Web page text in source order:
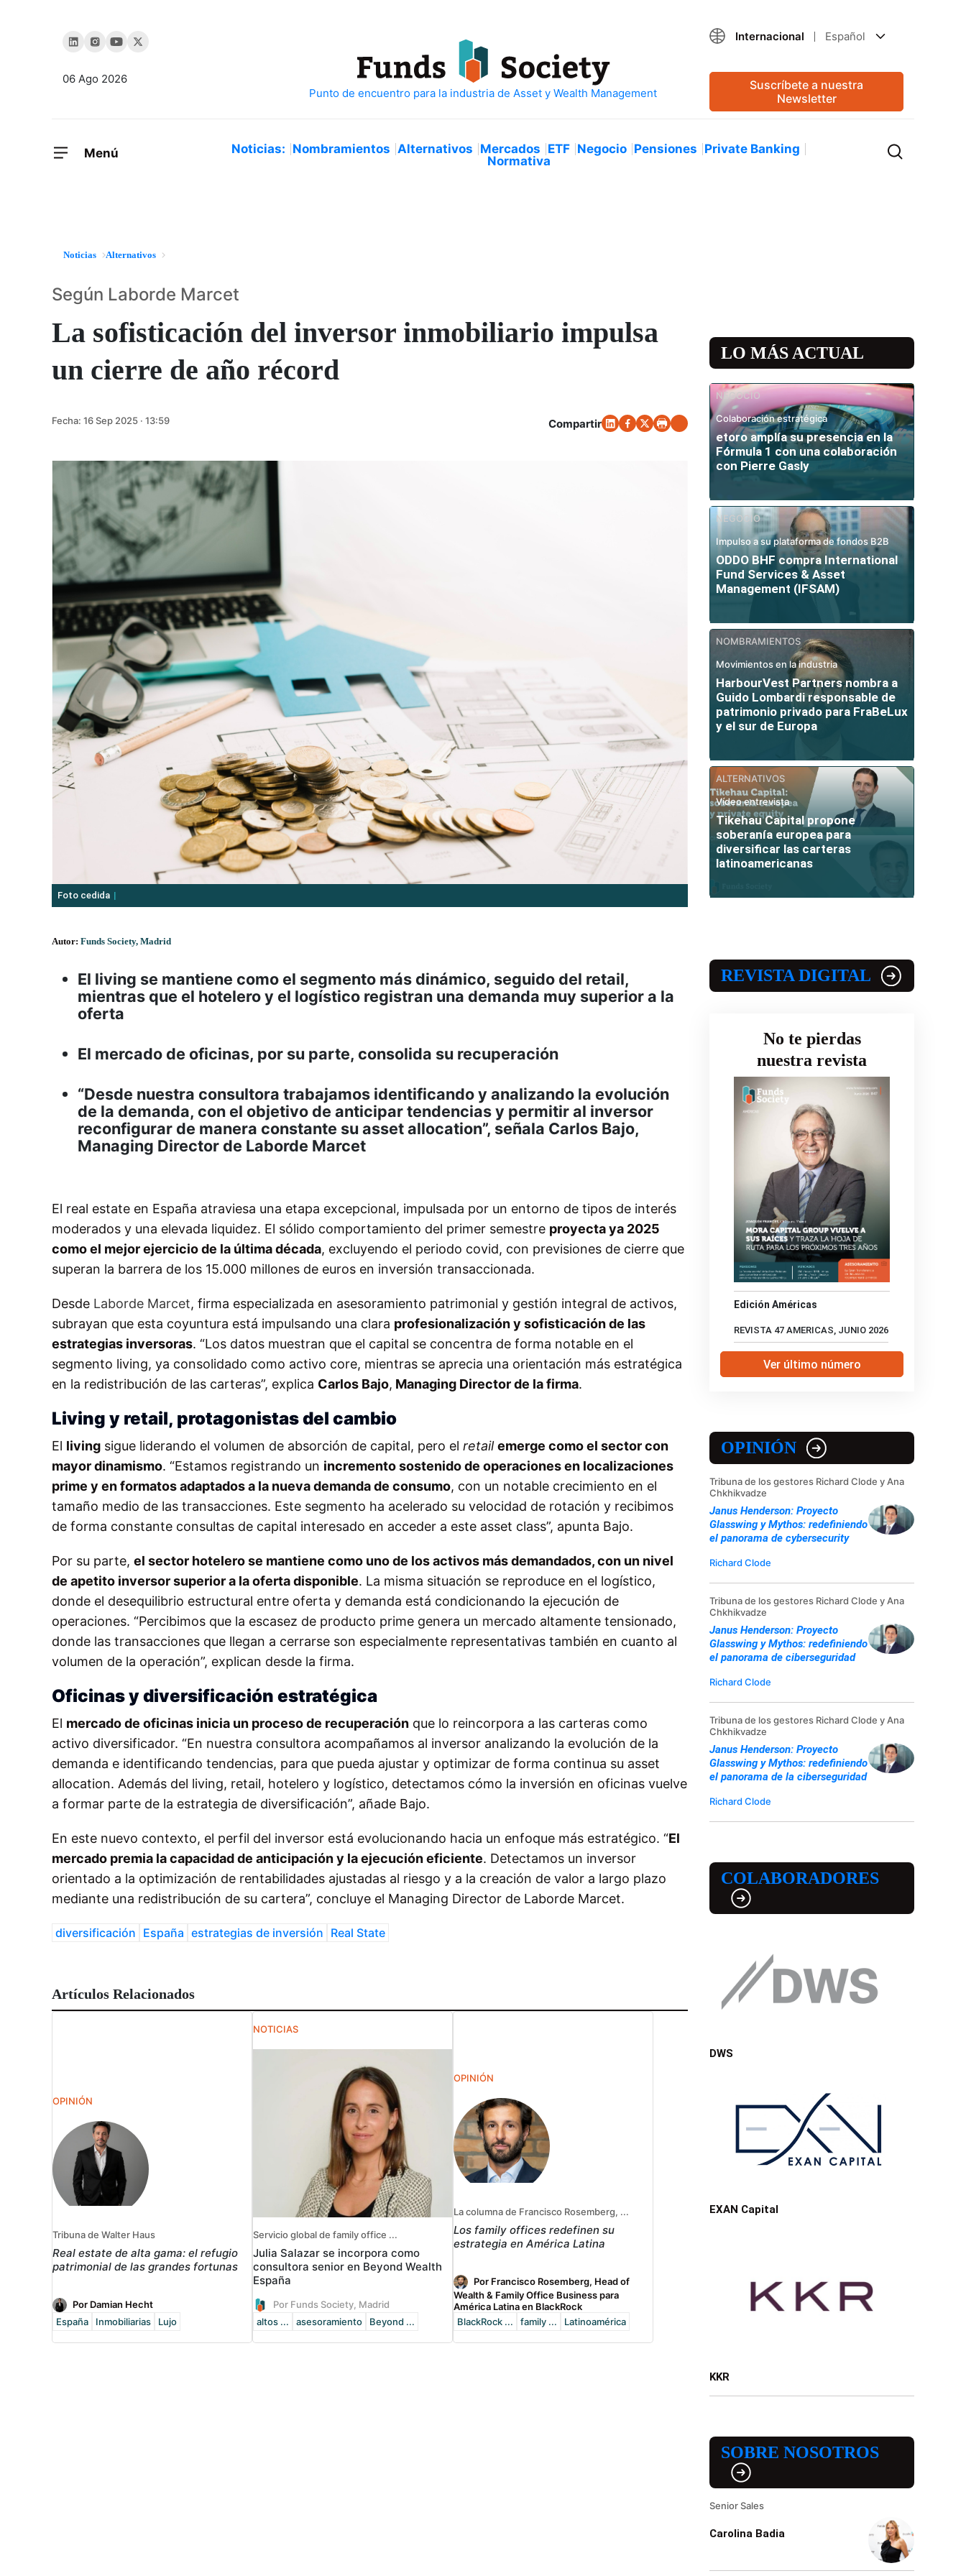
06 Ago 2026
Internacional Español
Suscríbete a nuestra
Newsletter
Menú Noticias: Nombramientos Alternativos Mercados ETF Negocio Pensiones Private Banking
Normativa
Noticias Alternativos
La sofisticación del inversor inmobiliario impulsa
un cierre de año récord
Según Laborde Marcet
Fecha: 16 Sep 2025 · 13:59 Compartir
Foto cedida
Autor: Funds Society, Madrid
El living se mantiene como el segmento más dinámico, seguido del retail,
mientras que el hotelero y el logístico registran una demanda muy superior a la
oferta
El mercado de oficinas, por su parte, consolida su recuperación
“Desde nuestra consultora trabajamos identificando y analizando la evolución
de la demanda, con el objetivo de anticipar tendencias y permitir al inversor
reconfigurar de manera constante su asset allocation”, señala Carlos Bajo,
Managing Director de Laborde Marcet
El real estate en España atraviesa una etapa excepcional, impulsada por un entorno de tipos de interés
moderados y una elevada liquidez. El sólido comportamiento del primer semestre proyecta ya 2025
como el mejor ejercicio de la última década, excluyendo el periodo covid, con previsiones de cierre que
superan la barrera de los 15.000 millones de euros en inversión transaccionada.
Desde Laborde Marcet, firma especializada en asesoramiento patrimonial y gestión integral de activos,
subrayan que esta coyuntura está impulsando una clara profesionalización y sofisticación de las
estrategias inversoras. “Los datos muestran que el capital se concentra de forma notable en el
segmento living, ya consolidado como activo core, mientras se aprecia una orientación más estratégica
en la redistribución de las carteras”, explica Carlos Bajo, Managing Director de la firma.
Living y retail, protagonistas del cambio
El living sigue liderando el volumen de absorción de capital, pero el retail emerge como el sector con
mayor dinamismo. “Estamos registrando un incremento sostenido de operaciones en localizaciones
prime y en formatos adaptados a la nueva demanda de consumo, con un notable crecimiento en el
tamaño medio de las transacciones. Este segmento ha acelerado su velocidad de rotación y recibimos
de forma constante consultas de capital interesado en acceder a este asset class”, apunta Bajo.
Por su parte, el sector hotelero se mantiene como uno de los activos más demandados, con un nivel
de apetito inversor superior a la oferta disponible. La misma situación se reproduce en el logístico,
donde el desequilibrio estructural entre oferta y demanda está condicionando la ejecución de
operaciones. “Percibimos que la escasez de producto prime genera un mercado altamente tensionado,
donde las transacciones que llegan a cerrarse son especialmente representativas también en cuanto al
volumen de la operación”, explican desde la firma.
Oficinas y diversificación estratégica
El mercado de oficinas inicia un proceso de recuperación que lo reincorpora a las carteras como
activo diversificador. “En nuestra consultora acompañamos al inversor analizando la evolución de la
demanda e identificando tendencias, para que pueda ajustar y optimizar de forma continua su asset
allocation. Además del living, retail, hotelero y logístico, detectamos cómo la inversión en oficinas vuelve
a formar parte de la estrategia de diversificación”, añade Bajo.
En este nuevo contexto, el perfil del inversor está evolucionando hacia un enfoque más estratégico. “El
mercado premia la capacidad de anticipación y la ejecución eficiente. Detectamos un inversor
orientado a la optimización de rentabilidades ajustadas al riesgo y a la creación de valor a largo plazo
mediante una redistribución de su cartera”, concluye el Managing Director de Laborde Marcet.
diversificación España estrategias de inversión Real State
Artículos Relacionados
OPINIÓN
Tribuna de Walter Haus
Real estate de alta gama: el refugio
patrimonial de las grandes fortunas
Por Damian Hecht
España
Inmobiliarias Lujo
NOTICIAS
Servicio global de family office ...
Julia Salazar se incorpora como
consultora senior en Beyond Wealth
España
Por Funds Society, Madrid
altos ...
asesoramiento Beyond ...
OPINIÓN
La columna de Francisco Rosemberg, ...
Los family offices redefinen su
estrategia en América Latina
Por Francisco Rosemberg, Head of
Wealth & Family Office Business para
América Latina en BlackRock
BlackRock ...
family ... Latinoamérica
LO MÁS ACTUAL
NEGOCIO
Colaboración estratégica
etoro amplía su presencia en la
Fórmula 1 con una colaboración
con Pierre Gasly
NEGOCIO
Impulso a su plataforma de fondos B2B
ODDO BHF compra International
Fund Services & Asset
Management (IFSAM)
NOMBRAMIENTOS
Movimientos en la industria
HarbourVest Partners nombra a
Guido Lombardi responsable de
patrimonio privado para FraBeLux
y el sur de Europa
ALTERNATIVOS
Vídeo entrevista
Tikehau Capital propone
soberanía europea para
diversificar las carteras
latinoamericanas
REVISTA DIGITAL
No te pierdas
nuestra revista
Edición Américas
REVISTA 47 AMERICAS, JUNIO 2026
Ver último número
OPINIÓN
Tribuna de los gestores Richard Clode y Ana
Chkhikvadze
Janus Henderson: Proyecto
Glasswing y Mythos: redefiniendo
el panorama de cybersecurity
Richard Clode
Tribuna de los gestores Richard Clode y Ana
Chkhikvadze
Janus Henderson: Proyecto
Glasswing y Mythos: redefiniendo
el panorama de ciberseguridad
Richard Clode
Tribuna de los gestores Richard Clode y Ana
Chkhikvadze
Janus Henderson: Proyecto
Glasswing y Mythos: redefiniendo
el panorama de la ciberseguridad
Richard Clode
COLABORADORES
DWS
EXAN Capital
KKR
SOBRE NOSOTROS
Senior Sales
Carolina Badia